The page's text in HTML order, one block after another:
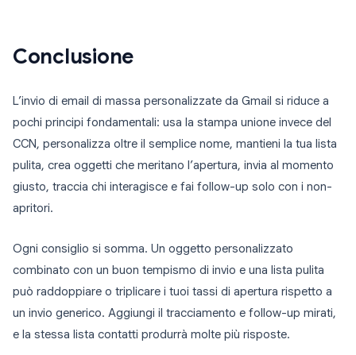
Conclusione
L’invio di email di massa personalizzate da Gmail si riduce a
pochi principi fondamentali: usa la stampa unione invece del
CCN, personalizza oltre il semplice nome, mantieni la tua lista
pulita, crea oggetti che meritano l’apertura, invia al momento
giusto, traccia chi interagisce e fai follow-up solo con i non-
apritori.
Ogni consiglio si somma. Un oggetto personalizzato
combinato con un buon tempismo di invio e una lista pulita
può raddoppiare o triplicare i tuoi tassi di apertura rispetto a
un invio generico. Aggiungi il tracciamento e follow-up mirati,
e la stessa lista contatti produrrà molte più risposte.